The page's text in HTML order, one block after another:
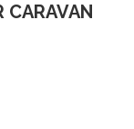
CARAVAN